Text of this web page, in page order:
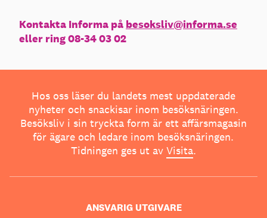
Kontakta Informa på besoksliv@informa.se
eller ring 08-34 03 02
Hos oss läser du landets mest uppdaterade
nyheter och snackisar inom besöksnäringen.
Besöksliv i sin tryckta form är ett affärsmagasin
för ägare och ledare inom besöksnäringen.
Tidningen ges ut av Visita.
ANSVARIG UTGIVARE